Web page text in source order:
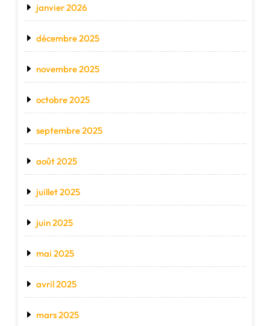
janvier 2026
décembre 2025
novembre 2025
octobre 2025
septembre 2025
août 2025
juillet 2025
juin 2025
mai 2025
avril 2025
mars 2025